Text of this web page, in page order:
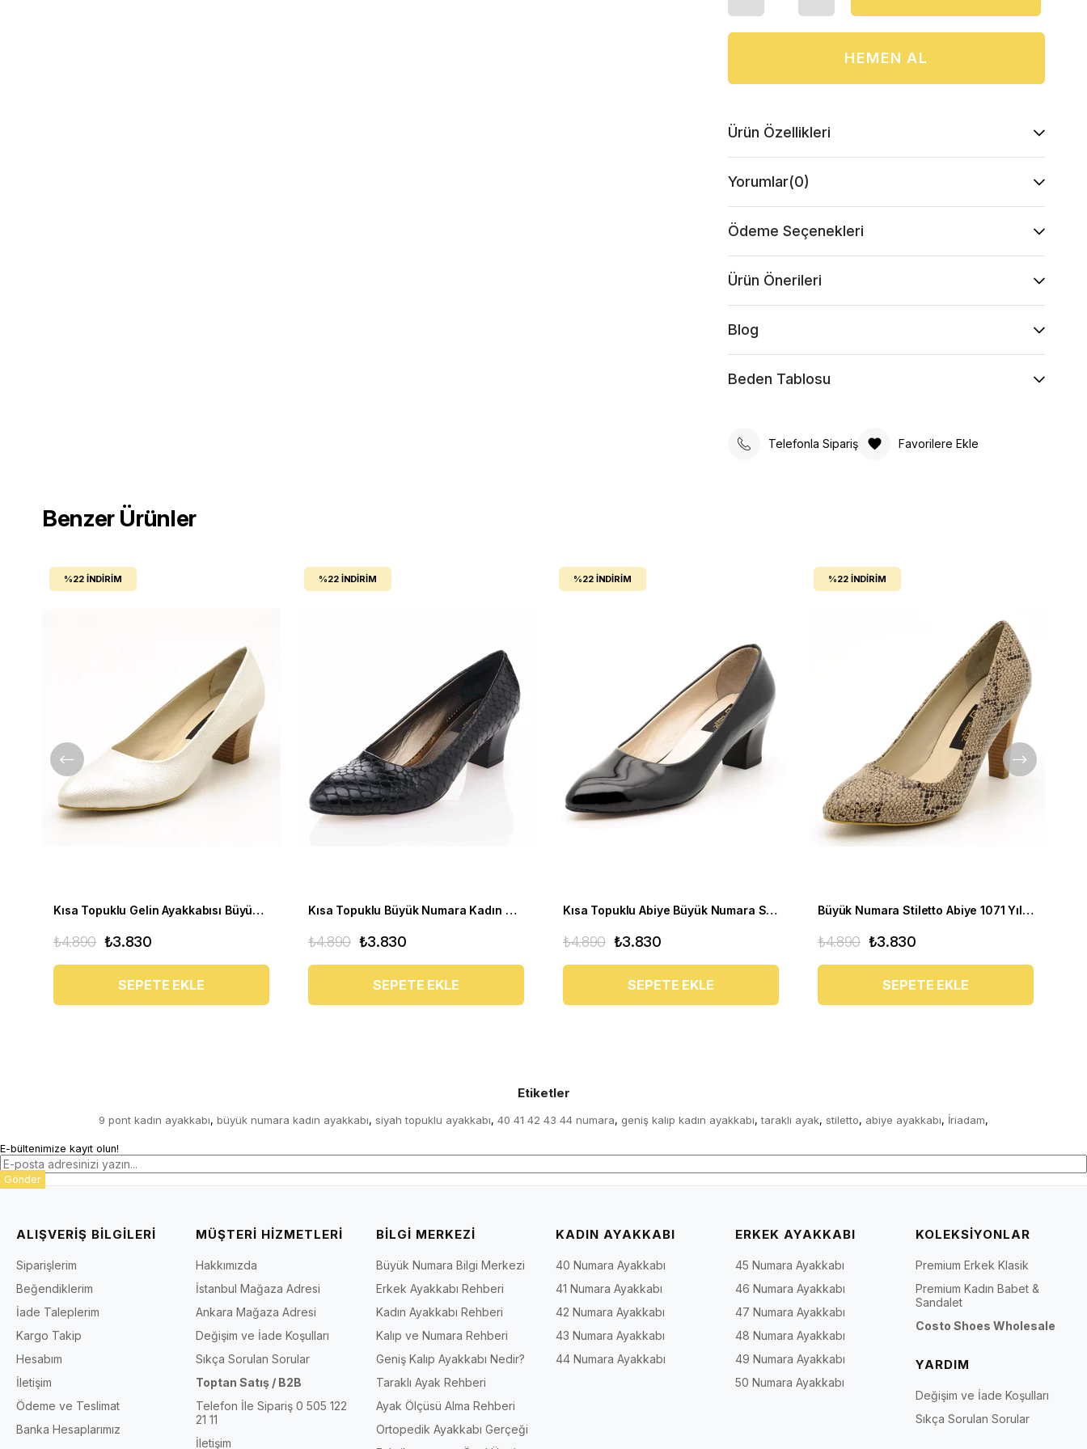
Ürün Özellikleri
Yorumlar(0)
Ödeme Seçenekleri
Ürün Önerileri
Blog
Beden Tablosu
Telefonla Sipariş Favorilere Ekle
Benzer Ürünler
Kısa Topuklu Gelin Ayakkabısı Büyük Numara 1023 Sedef - 1023 51012 SE-SEDEF
₺3.830
₺4.890
SEPETE EKLE
%22 İNDIRIM
Kısa Topuklu Büyük Numara Kadın Stiletto Abiye Ayakkabı 1023 Siyah - 1023 51012 siy-SİYAH
₺3.830
₺4.890
SEPETE EKLE
%22 İNDIRIM
Kısa Topuklu Abiye Büyük Numara Stiletto 1023 Siyah
₺3.830
₺4.890
SEPETE EKLE
%22 İNDIRIM
Büyük Numara Stiletto Abiye 1071 Yılan Baskı
₺3.830
₺4.890
SEPETE EKLE
%22 İNDIRIM
Etiketler
9 pont kadın ayakkabı, büyük numara kadın ayakkabı, siyah topuklu ayakkabı, 40 41 42 43 44 numara, geniş kalıp kadın ayakkabı, taraklı ayak, stiletto, abiye ayakkabı, İriadam,
E-bültenimize kayıt olun!
Gönder
ALIŞVERİŞ BİLGİLERİ
Siparişlerim
Beğendiklerim
İade Taleplerim
Kargo Takip
Hesabım
İletişim
Ödeme ve Teslimat
Banka Hesaplarımız
MÜŞTERİ HİZMETLERİ
Hakkımızda
İstanbul Mağaza Adresi
Ankara Mağaza Adresi
Değişim ve İade Koşulları
Sıkça Sorulan Sorular
Toptan Satış / B2B
Telefon İle Sipariş 0 505 122
21 11
İletişim
BİLGİ MERKEZİ
Büyük Numara Bilgi Merkezi
Erkek Ayakkabı Rehberi
Kadın Ayakkabı Rehberi
Kalıp ve Numara Rehberi
Geniş Kalıp Ayakkabı Nedir?
Taraklı Ayak Rehberi
Ayak Ölçüsü Alma Rehberi
Ortopedik Ayakkabı Gerçeği
KADIN AYAKKABI
40 Numara Ayakkabı
41 Numara Ayakkabı
42 Numara Ayakkabı
43 Numara Ayakkabı
44 Numara Ayakkabı
ERKEK AYAKKABI
45 Numara Ayakkabı
46 Numara Ayakkabı
47 Numara Ayakkabı
48 Numara Ayakkabı
49 Numara Ayakkabı
50 Numara Ayakkabı
KOLEKSİYONLAR
Premium Erkek Klasik
Premium Kadın Babet &
Sandalet
Costo Shoes Wholesale
YARDIM
Değişim ve İade Koşulları
Sıkça Sorulan Sorular